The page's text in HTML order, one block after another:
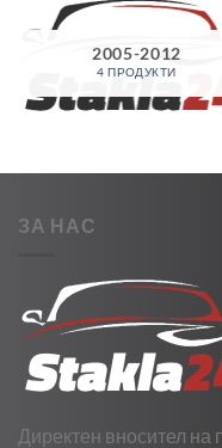
2005-2012
4 ПРОДУКТИ
ЗА НАС
Директен вносител на